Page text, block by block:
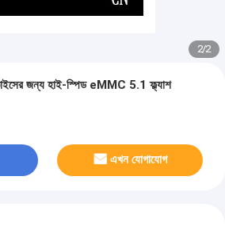
2/2
জন্য হাই-স্পিড eMMC 5.1 ফ্ল্যাশ
এখন যোগাযোগ